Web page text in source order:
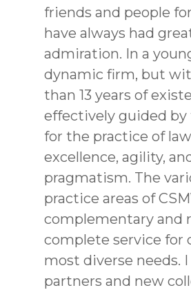
friends and people
have always had
admiration. In a
dynamic firm, but
than 13 years of
effectively guided by
for the practice of
excellence, agility,
pragmatism. The
practice areas of
complementary and
complete service for
most diverse needs.
partners and new